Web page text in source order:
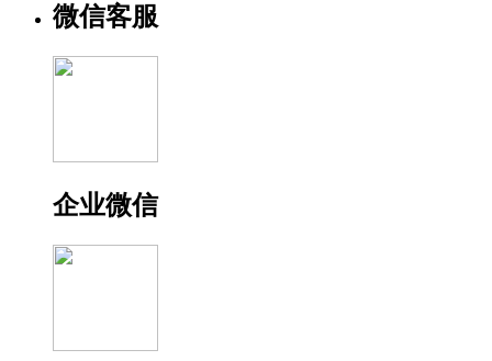
微信客服
企业微信